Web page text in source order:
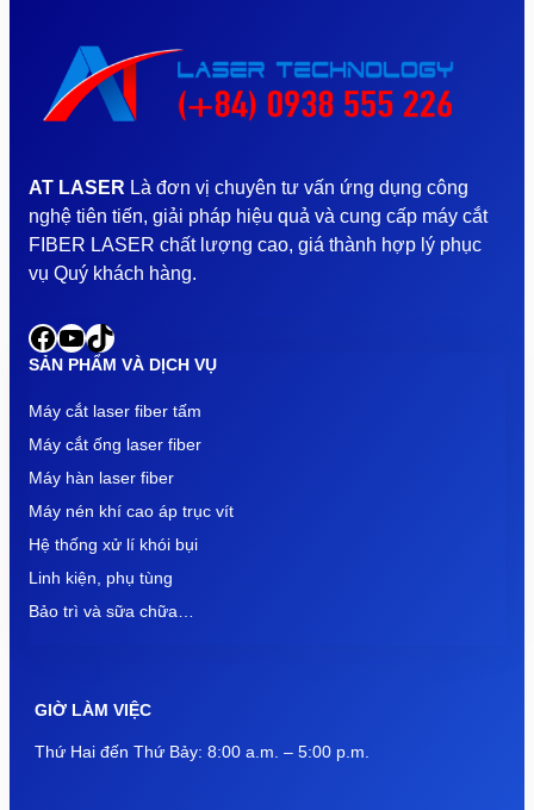
AT LASER Là đơn vị chuyên tư vấn ứng dụng công
nghệ tiên tiến, giải pháp hiệu quả và cung cấp máy cắt
FIBER LASER chất lượng cao, giá thành hợp lý phục
vụ Quý khách hàng.
Facebook YouTube TikTok
SẢN PHẨM VÀ DỊCH VỤ
Máy cắt laser fiber tấm
Máy cắt ống laser fiber
Máy hàn laser fiber
Máy nén khí cao áp trục vít
Hệ thống xử lí khói bụi
Linh kiện, phụ tùng
Bảo trì và sữa chữa…
GIỜ LÀM VIỆC
Thứ Hai đến Thứ Bảy: 8:00 a.m. – 5:00 p.m.